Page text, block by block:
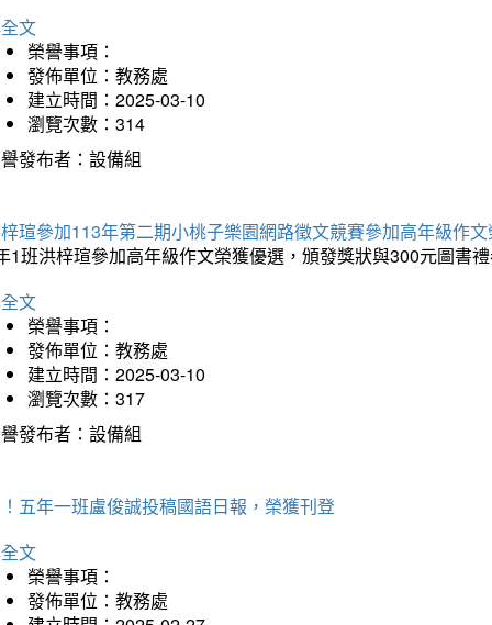
文
榮譽事項：
發佈單位：教務處
建立時間：2025-03-10
瀏覽次數：314
發布者：設備組
瑄參加113年第二期小桃子樂園網路徵文競賽參加高年級作
1班洪梓瑄參加高年級作文榮獲優選，頒發獎狀與300元圖書
文
榮譽事項：
發佈單位：教務處
建立時間：2025-03-10
瀏覽次數：317
發布者：設備組
五年一班盧俊誠投稿國語日報，榮獲刊登
文
榮譽事項：
發佈單位：教務處